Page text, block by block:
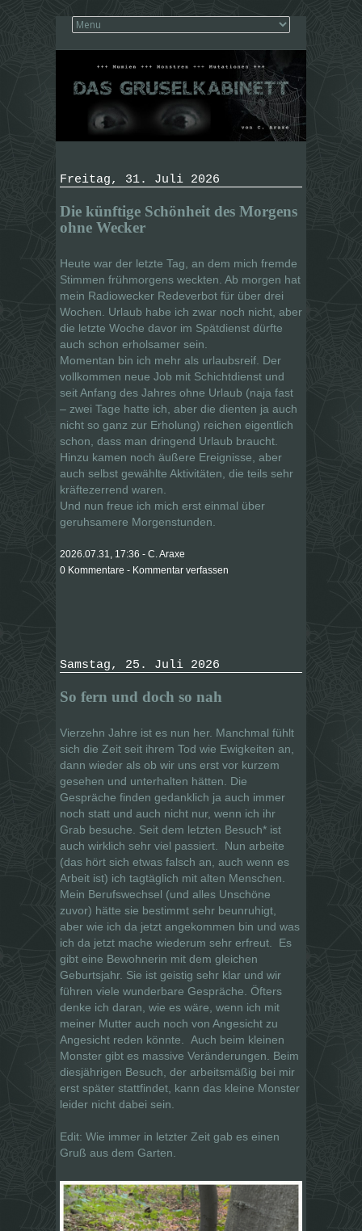
Freitag, 31. Juli 2026
Die künftige Schönheit des Morgens
ohne Wecker
Heute war der letzte Tag, an dem mich fremde
Stimmen frühmorgens weckten. Ab morgen hat
mein Radiowecker Redeverbot für über drei
Wochen. Urlaub habe ich zwar noch nicht, aber
die letzte Woche davor im Spätdienst dürfte
auch schon erholsamer sein.
Momentan bin ich mehr als urlaubsreif. Der
vollkommen neue Job mit Schichtdienst und
seit Anfang des Jahres ohne Urlaub (naja fast
– zwei Tage hatte ich, aber die dienten ja auch
nicht so ganz zur Erholung) reichen eigentlich
schon, dass man dringend Urlaub braucht.
Hinzu kamen noch äußere Ereignisse, aber
auch selbst gewählte Aktivitäten, die teils sehr
kräftezerrend waren.
Und nun freue ich mich erst einmal über
geruhsamere Morgenstunden.
2026.07.31, 17:36 - C. Araxe
0 Kommentare - Kommentar verfassen
Samstag, 25. Juli 2026
So fern und doch so nah
Vierzehn Jahre ist es nun her. Manchmal fühlt
sich die Zeit seit ihrem Tod wie Ewigkeiten an,
dann wieder als ob wir uns erst vor kurzem
gesehen und unterhalten hätten. Die
Gespräche finden gedanklich ja auch immer
noch statt und auch nicht nur, wenn ich ihr
Grab besuche. Seit dem letzten Besuch* ist
auch wirklich sehr viel passiert. Nun arbeite
(das hört sich etwas falsch an, auch wenn es
Arbeit ist) ich tagtäglich mit alten Menschen.
Mein Berufswechsel (und alles Unschöne
zuvor) hätte sie bestimmt sehr beunruhigt,
aber wie ich da jetzt angekommen bin und was
ich da jetzt mache wiederum sehr erfreut. Es
gibt eine Bewohnerin mit dem gleichen
Geburtsjahr. Sie ist geistig sehr klar und wir
führen viele wunderbare Gespräche. Öfters
denke ich daran, wie es wäre, wenn ich mit
meiner Mutter auch noch von Angesicht zu
Angesicht reden könnte. Auch beim kleinen
Monster gibt es massive Veränderungen. Beim
diesjährigen Besuch, der arbeitsmäßig bei mir
erst später stattfindet, kann das kleine Monster
leider nicht dabei sein.
Edit: Wie immer in letzter Zeit gab es einen
Gruß aus dem Garten.